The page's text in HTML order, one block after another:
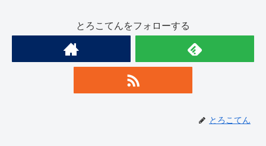
とろこてんをフォローする
とろこてん